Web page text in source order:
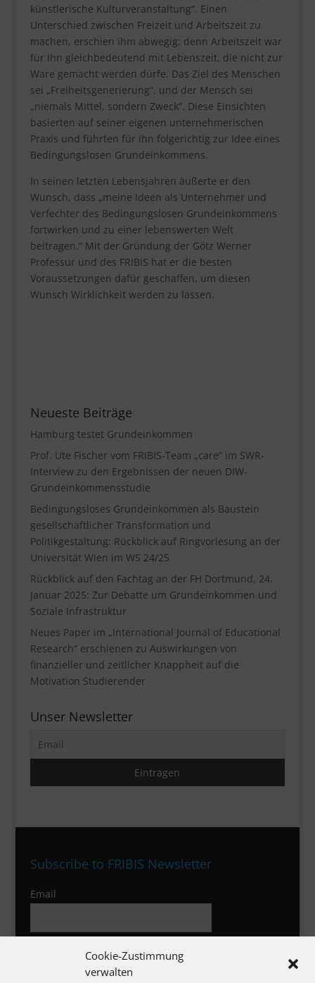
Cookie-Zustimmung
verwalten
künstlerische Kulturveranstaltung“. Einen
Unterschied zwischen Freizeit und Arbeitszeit zu
machen, erschien ihm abwegig; denn Arbeitszeit war
für ihn gleichbedeutend mit Lebenszeit, die nicht zur
Ware gemacht werden dürfe. Das Ziel des Menschen
sei „Freiheitsgenerierung“, und der Mensch sei
„niemals Mittel, sondern Zweck“. Diese Einsichten
basierten auf seiner eigenen unternehmerischen
Praxis und führten für ihn folgerichtig zur Idee eines
Bedingungslosen Grundeinkommens.
In seinen letzten Lebensjahren äußerte er den
Wunsch, dass „meine Ideen als Unternehmer und
Verfechter des Bedingungslosen Grundeinkommens
fortwirken und zu einer lebenswerten Welt
beitragen.“ Mit der Gründung der Götz Werner
Professur und des FRIBIS hat er die besten
Voraussetzungen dafür geschaffen, um diesen
Wunsch Wirklichkeit werden zu lassen.
Neueste Beiträge
Hamburg testet Grundeinkommen
Prof. Ute Fischer vom FRIBIS-Team „care“ im SWR-
Interview zu den Ergebnissen der neuen DIW-
Grundeinkommensstudie
Bedingungsloses Grundeinkommen als Baustein
gesellschaftlicher Transformation und
Politikgestaltung: Rückblick auf Ringvorlesung an der
Universität Wien im WS 24/25
Rückblick auf den Fachtag an der FH Dortmund, 24.
Januar 2025: Zur Debatte um Grundeinkommen und
Soziale Infrastruktur
Neues Paper im „International Journal of Educational
Research“ erschienen zu Auswirkungen von
finanzieller und zeitlicher Knappheit auf die
Motivation Studierender
Unser Newsletter
Subscribe to FRIBIS Newsletter
Email